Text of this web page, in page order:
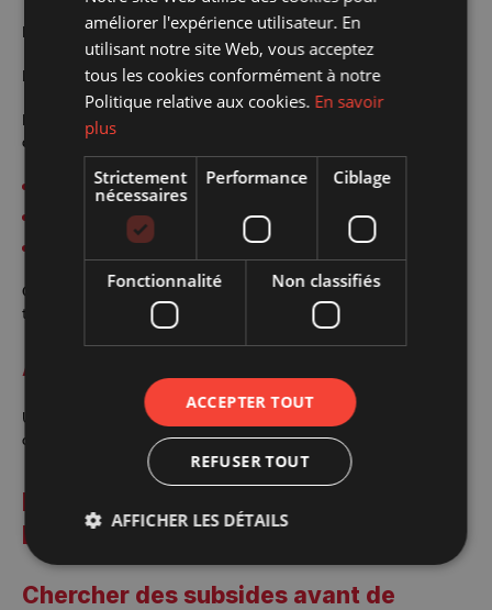
Les projets évoluent.
Les dispositifs de subsides évoluent également.
Il est donc utile de revoir régulièrement la stratégie afin de tenir
compte :
des nouveaux projets ;
des priorités de l’entreprise ;
des évolutions des aides disponibles.
Cette démarche permet de conserver une vision cohérente dans le
temps.
À retenir
Une stratégie de subsides est un processus continu, pas une
démarche ponctuelle.
LES ERREURS LES PLUS
FRÉQUENTES
Chercher des subsides avant de
améliorer l'expérience utilisateur. En
utilisant notre site Web, vous acceptez
tous les cookies conformément à notre
Politique relative aux cookies. En savoir
plus
Strictement
nécessaires
Performance Ciblage
Fonctionnalité Non classifiés
ACCEPTER TOUT
REFUSER TOUT
AFFICHER LES DÉTAILS